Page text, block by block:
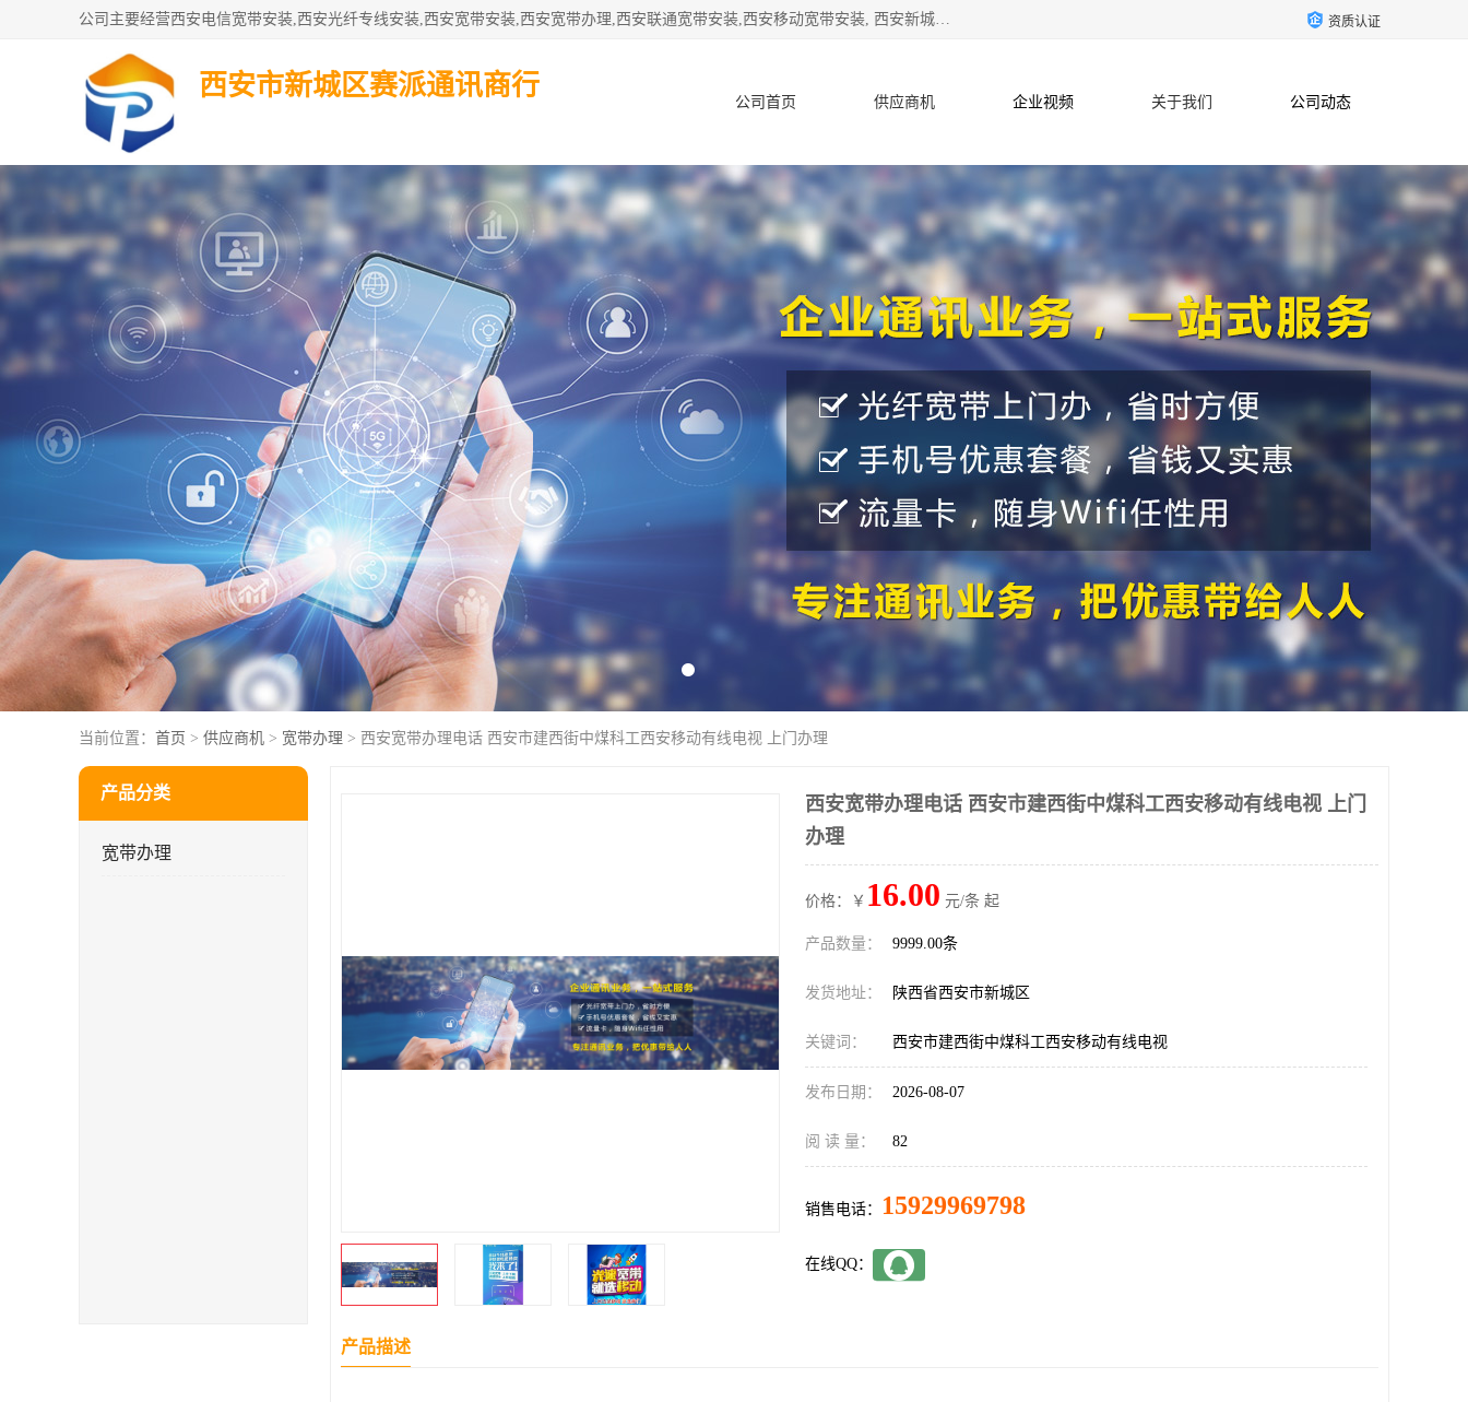
公司主要经营西安电信宽带安装,西安光纤专线安装,西安宽带安装,西安宽带办理,西安联通宽带安装,西安移动宽带安装, 西安新城赛派通讯商行从事西安地区的联通，移动，电信宽带安装，光纤专线安装，宽带办理等业务 资质认证
西安市新城区赛派通讯商行
公司首页 供应商机 企业视频 关于我们 公司动态
产品知识 客户案例 联系方式
当前位置： 首页 > 供应商机 > 宽带办理 > 西安宽带办理电话 西安市建西街中煤科工西安移动有线电视 上门办理
产品分类
宽带办理
西安宽带办理电话 西安市建西街中煤科工西安移动有线电视 上门
办理
价格：￥ 16.00 元/条 起
产品数量： 9999.00条
发货地址： 陕西省西安市新城区
关键词： 西安市建西街中煤科工西安移动有线电视
发布日期： 2026-08-07
阅 读 量： 82
销售电话： 15929969798
在线QQ：
产品描述